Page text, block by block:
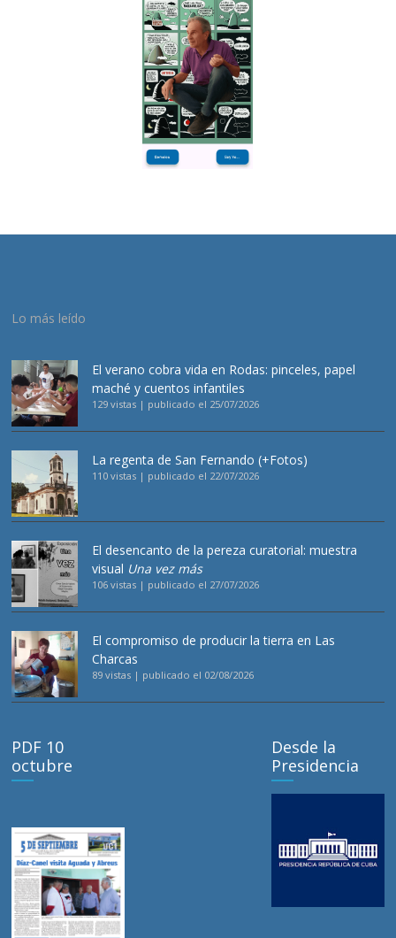
Lo más leído
El verano cobra vida en Rodas: pinceles, papel
maché y cuentos infantiles
129 vistas | publicado el 25/07/2026
La regenta de San Fernando (+Fotos)
110 vistas | publicado el 22/07/2026
El desencanto de la pereza curatorial: muestra
visual Una vez más
106 vistas | publicado el 27/07/2026
El compromiso de producir la tierra en Las
Charcas
89 vistas | publicado el 02/08/2026
PDF 10
octubre
Desde la
Presidencia